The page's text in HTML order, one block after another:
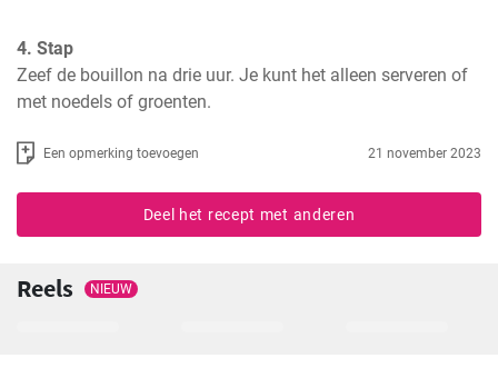
4. Stap
Zeef de bouillon na drie uur. Je kunt het alleen serveren of
met noedels of groenten.
Een opmerking toevoegen 21 november 2023
Deel het recept met anderen
Reels NIEUW